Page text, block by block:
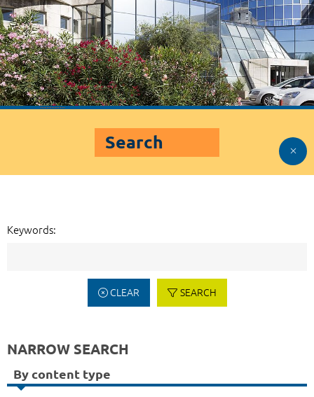
Search
Keywords:
CLEAR SEARCH
NARROW SEARCH
By content type